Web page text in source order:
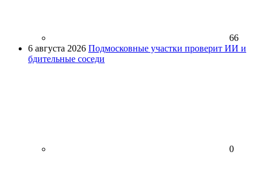
66
6 августа 2026 Подмосковные участки проверит ИИ и
бдительные соседи
0